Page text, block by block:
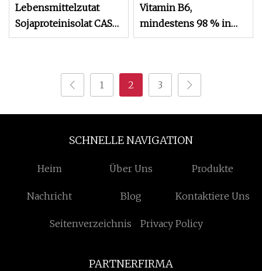
Lebensmittelzutat
Sojaproteinisolat CAS
9010-10-0 Sojaprotein
Vitamin B6,
mindestens 98 % in
Lebensmittelqualität
1 2 3
SCHNELLE NAVIGATION
Heim Über Uns Produkte
Nachricht Blog Kontaktiere Uns
Seitenverzeichnis Privacy Policy
PARTNERFIRMA